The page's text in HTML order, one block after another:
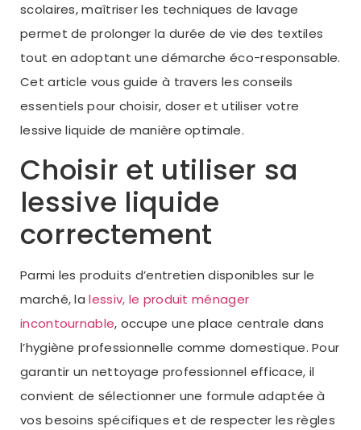
scolaires, maîtriser les techniques de lavage
permet de prolonger la durée de vie des textiles
tout en adoptant une démarche éco-responsable.
Cet article vous guide à travers les conseils
essentiels pour choisir, doser et utiliser votre
lessive liquide de manière optimale.
Choisir et utiliser sa
lessive liquide
correctement
Parmi les produits d’entretien disponibles sur le
marché, lalessiv, le produit ménager
incontournable, occupe une place centrale dans
l’hygiène professionnelle comme domestique. Pour
garantir un nettoyage professionnel efficace, il
convient de sélectionner une formule adaptée à
vos besoins spécifiques et de respecter les règles